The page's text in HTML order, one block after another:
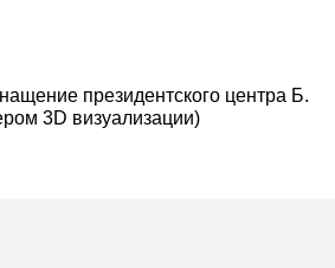
президентского центра Б.
3D визуализации)